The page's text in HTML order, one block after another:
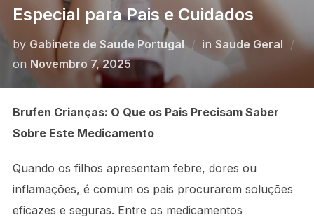
Especial para Pais e Cuidados
by Gabinete de Saude Portugal in Saude Geral
on Posted
Novembro 7, 2025
Brufen Crianças: O Que os Pais Precisam Saber
Sobre Este Medicamento
Quando os filhos apresentam febre, dores ou
inflamações, é comum os pais procurarem soluções
eficazes e seguras. Entre os medicamentos